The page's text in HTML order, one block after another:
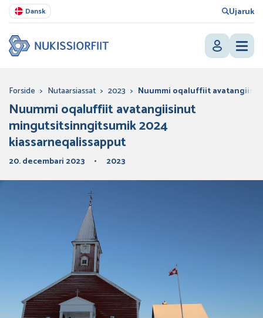
Dansk Ujaruk
Forside > Nutaarsiassat > 2023 > Nuummi oqaluffiit
Nuummi oqaluffiit avatangiisinut
mingutsitsinngitsumik 2024
kiassarneqalissapput
20. decembari 2023 2023